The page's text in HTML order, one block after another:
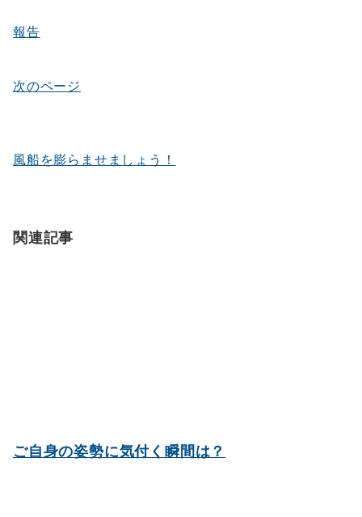
ビ
ー
ョ
報告
次のページ
風船を膨らませましょう！
関連記事
ご自身の姿勢に気付く瞬間は？